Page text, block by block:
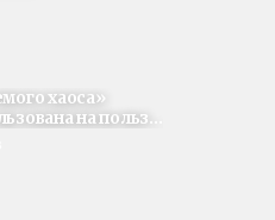
хаоса»
на польз...